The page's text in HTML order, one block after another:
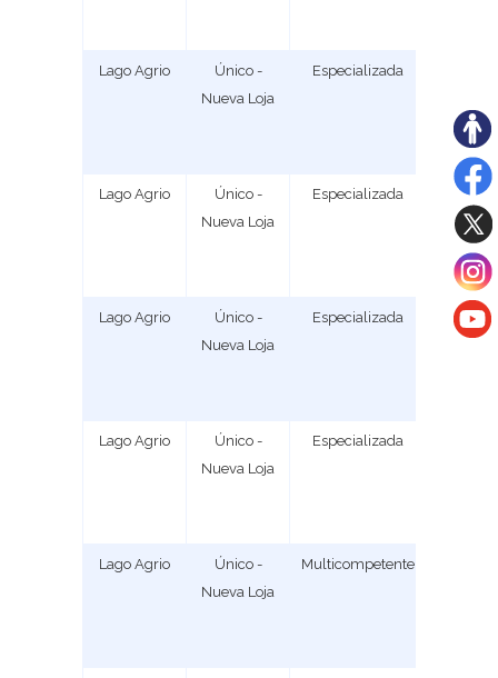
Lago Agrio
Único -
Nueva Loja
Especializada
Lago Agrio
Único -
Nueva Loja
Especializada 1
Lago Agrio
Único -
Nueva Loja
Especializada 1
Lago Agrio
Único -
Nueva Loja
Especializada
Lago Agrio
Único -
Nueva Loja
Multicompetente